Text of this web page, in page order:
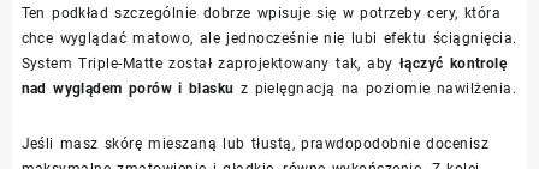
Ten podkład szczególnie dobrze wpisuje się w potrzeby cery, która
chce wyglądać matowo, ale jednocześnie nie lubi efektu ściągnięcia.
System Triple-Matte został zaprojektowany tak, aby łączyć kontrolę
nad wyglądem porów i blasku z pielęgnacją na poziomie nawilżenia.
Jeśli masz skórę mieszaną lub tłustą, prawdopodobnie docenisz